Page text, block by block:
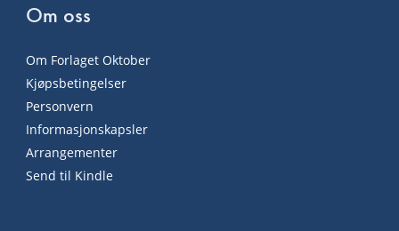
Om oss
Om Forlaget Oktober
Kjøpsbetingelser
Personvern
Informasjonskapsler
Arrangementer
Send til Kindle